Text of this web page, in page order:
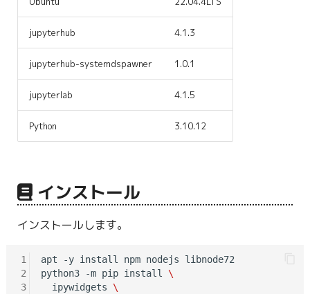
jupyterhub 4.1.3
jupyterhub-systemdspawner 1.0.1
jupyterlab 4.1.5
Python 3.10.12
インストール
インストールします。
1
2
3
apt -y install npm nodejs libnode72
python3 -m pip install \
  ipywidgets
\